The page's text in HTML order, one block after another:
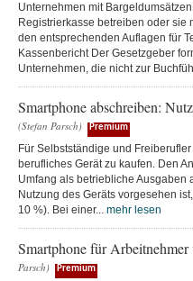
Unternehmen mit
Registrierkasse betreiben oder sie
den entsprechenden Auflagen für
Kassenbericht Der Gesetzgeber
Unternehmen, die nicht zur
Smartphone abschreiben:
(Stefan Parsch) Premium
Für Selbstständige und
berufliches Gerät zu kaufen. Den
Umfang als betriebliche Ausgaben
Nutzung des Geräts vorgesehen
10 %). Bei einer... mehr lesen
Smartphone für Arbeitnehmer
Parsch)
Premium